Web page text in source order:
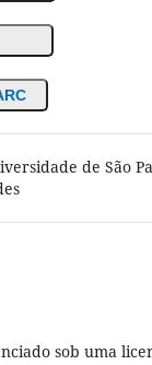
de São
sob uma